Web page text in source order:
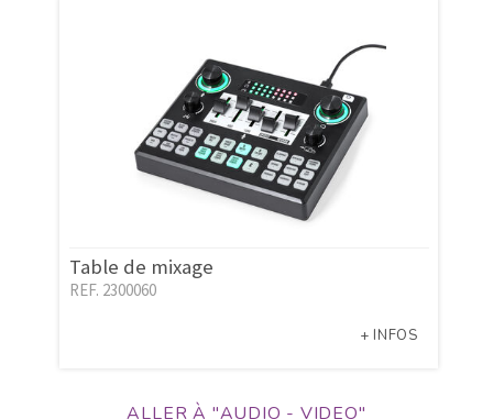
Table de mixage
REF. 2300060
+ INFOS
ALLER À "AUDIO - VIDEO"